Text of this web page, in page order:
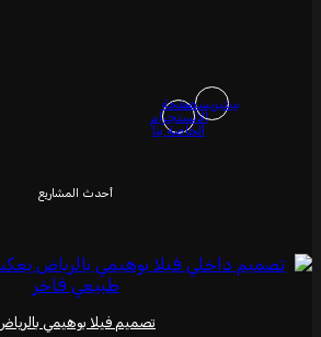
بينتيريستصفحة
الانستجرام
الخاصة بنا
أحدث المشاريع
تصميم فيلا بوهيمي بالرياض